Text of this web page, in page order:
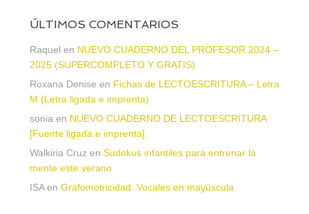
ÚLTIMOS COMENTARIOS
Raquel en NUEVO CUADERNO DEL PROFESOR 2024 –
2025 (SUPERCOMPLETO Y GRATIS)
Roxana Denise en Fichas de LECTOESCRITURA – Letra
M (Letra ligada e imprenta)
sonia en NUEVO CUADERNO DE LECTOESCRITURA
[Fuente ligada e imprenta]
Walkiria Cruz en Sudokus infantiles para entrenar la
mente este verano
ISAen Grafomotricidad. Vocales en mayúscula